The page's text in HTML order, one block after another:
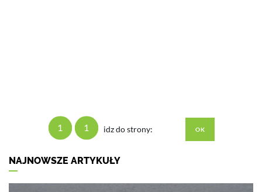
1 1 idz do strony:
NAJNOWSZE ARTYKUŁY